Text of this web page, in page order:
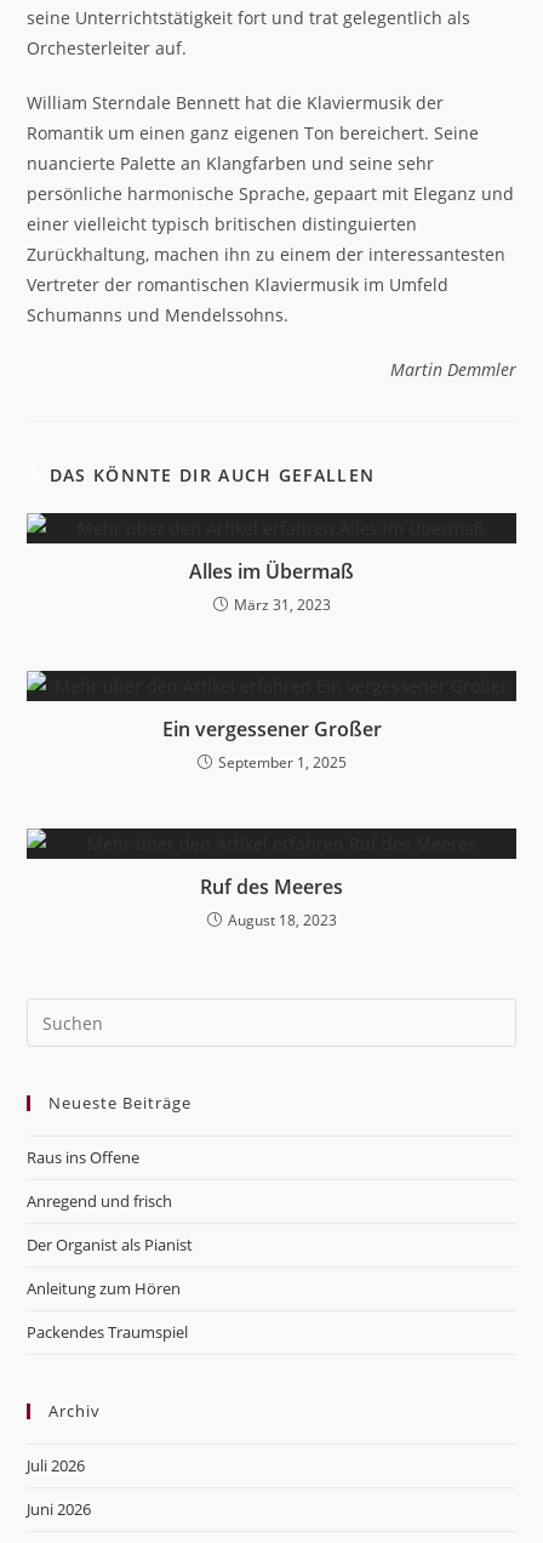
seine Unterrichtstätigkeit fort und trat gelegentlich als
Orchesterleiter auf.
William Sterndale Bennett hat die Klaviermusik der
Romantik um einen ganz eigenen Ton bereichert. Seine
nuancierte Palette an Klangfarben und seine sehr
persönliche harmonische Sprache, gepaart mit Eleganz und
einer vielleicht typisch britischen distinguierten
Zurückhaltung, machen ihn zu einem der interessantesten
Vertreter der romantischen Klaviermusik im Umfeld
Schumanns und Mendelssohns.
Martin Demmler
DAS KÖNNTE DIR AUCH GEFALLEN
Alles im Übermaß
März 31, 2023
Ein vergessener Großer
September 1, 2025
Ruf des Meeres
August 18, 2023
Neueste Beiträge
Raus ins Offene
Anregend und frisch
Der Organist als Pianist
Anleitung zum Hören
Packendes Traumspiel
Archiv
Juli 2026
Juni 2026